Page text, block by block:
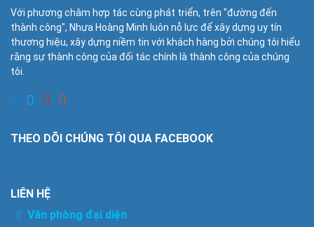
Với phương châm hợp tác cùng phát triển, trên "đường đến
thành công", Nhựa Hoàng Minh luôn nỗ lực để xây dựng uy tín
thương hiệu, xây dựng niềm tin với khách hàng bởi chúng tôi hiểu
rằng sự thành công của đối tác chính là thành công của chúng
tôi.
THEO DÕI CHÚNG TÔI QUA FACEBOOK
LIÊN HỆ
Văn phòng đại diện